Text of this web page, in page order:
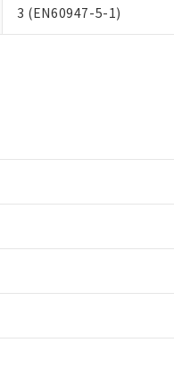
3 (EN60947-5-1)